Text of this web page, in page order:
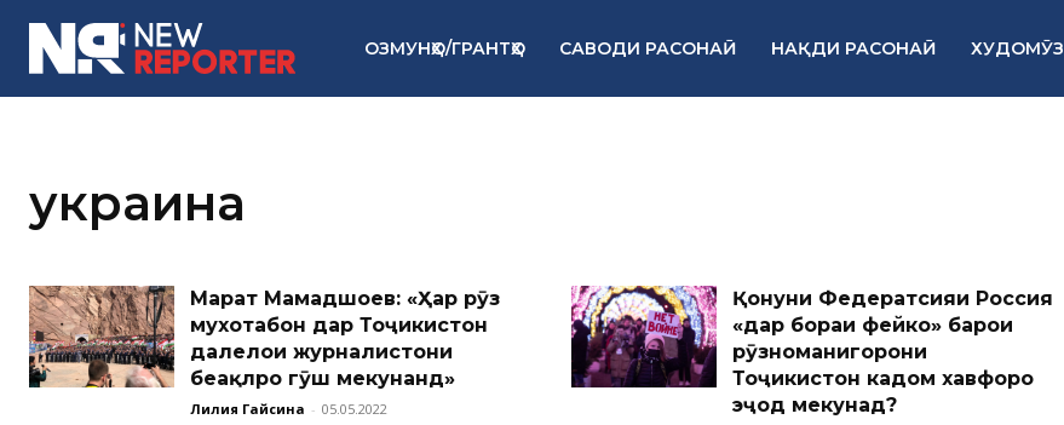
ОЗМУНҲО/ГРАНТҲО САВОДИ РАСОНАӢ НАҚДИ РАСОНАӢ ХУДОМӮЗ
украина
Марат Маҳмадшоев: «Ҳар рӯз
мухотабон дар Тоҷикистон
далелҳои журналистони
беақлро гӯш мекунанд»
Лилия Гайсина - 05.05.2022
Қонуни Федератсияи Россия
«дар бораи фейкҳо» барои
рӯзноманигорони
Тоҷикистон кадом хавфҳоро
эҷод мекунад?